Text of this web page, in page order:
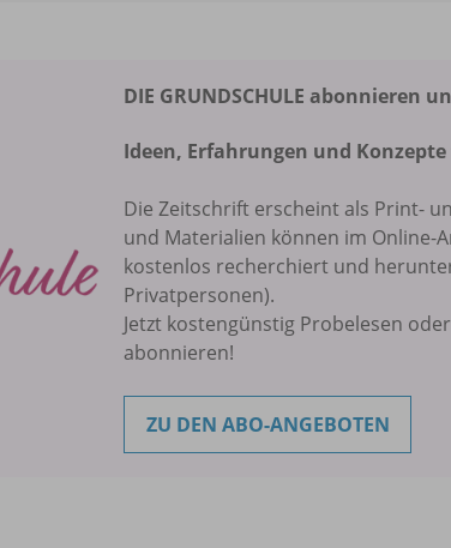
DIE GRUNDSCHULE abonnieren
Ideen, Erfahrungen und
Die Zeitschrift erscheint als Print-
und Materialien können im Online-
kostenlos recherchiert und
Privatpersonen).
Jetzt kostengünstig Probelesen
abonnieren!
ZU DEN ABO-ANGEBOTEN